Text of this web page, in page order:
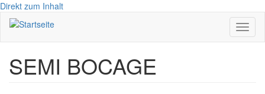
Direkt zum Inhalt
SEMI BOCAGE